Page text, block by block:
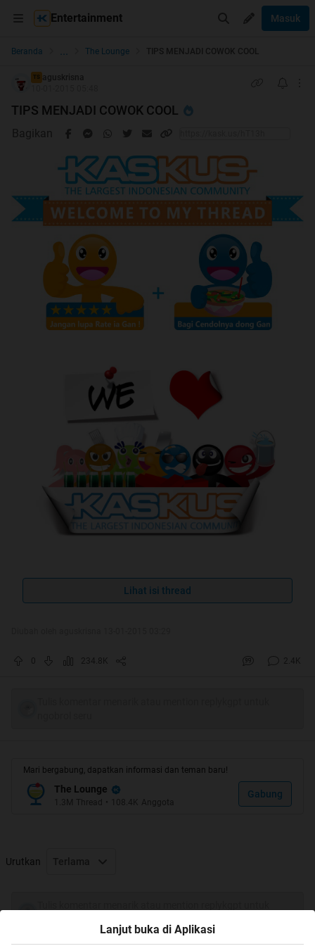
Entertainment Masuk
Beranda ... The Lounge TIPS MENJADI COWOK COOL
TS aguskrisna
TIPS MENJADI COWOK COOL
Bagikan
Lihat isi thread
234.8K 2.4K
Mari bergabung, dapatkan informasi dan teman baru!
The Lounge
1.3M Thread • 108.4K Anggota
Gabung
Urutkan Terlama
Lanjut buka di Aplikasi